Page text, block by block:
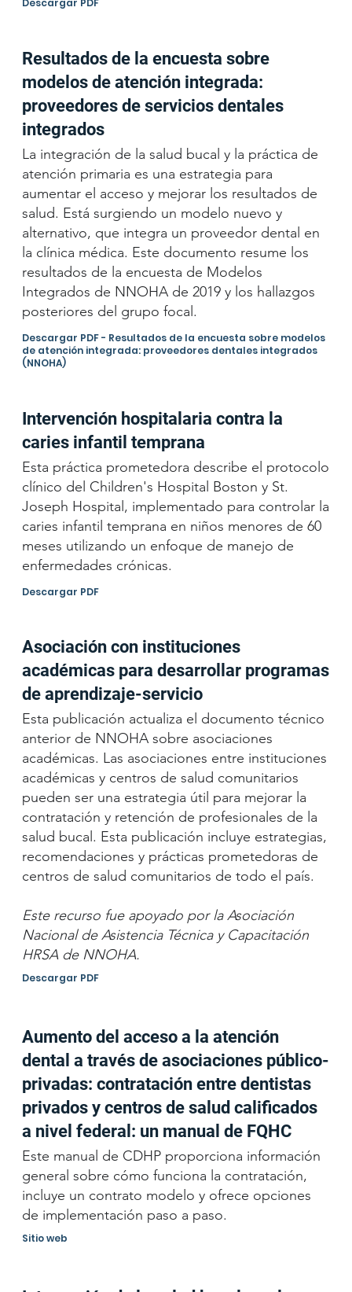
Descargar PDF
Resultados de la encuesta sobre
modelos de atención integrada:
proveedores de servicios dentales
integrados
La integración de la salud bucal y la práctica de
atención primaria es una estrategia para
aumentar el acceso y mejorar los resultados de
salud. Está surgiendo un modelo nuevo y
alternativo, que integra un proveedor dental en
la clínica médica. Este documento resume los
resultados de la encuesta de Modelos
Integrados de NNOHA de 2019 y los hallazgos
posteriores del grupo focal.
Descargar PDF - Resultados de la encuesta sobre modelos
de atención integrada: proveedores dentales integrados
(NNOHA)
Intervención hospitalaria contra la
caries infantil temprana
Esta práctica prometedora describe el protocolo
clínico del Children's Hospital Boston y St.
Joseph Hospital, implementado para controlar la
caries infantil temprana en niños menores de 60
meses utilizando un enfoque de manejo de
enfermedades crónicas.
Descargar PDF
Asociación con instituciones
académicas para desarrollar programas
de aprendizaje-servicio
Esta publicación actualiza el documento técnico
anterior de NNOHA sobre asociaciones
académicas. Las asociaciones entre instituciones
académicas y centros de salud comunitarios
pueden ser una estrategia útil para mejorar la
contratación y retención de profesionales de la
salud bucal. Esta publicación incluye estrategias,
recomendaciones y prácticas prometedoras de
centros de salud comunitarios de todo el país.
Este recurso fue apoyado por la Asociación
Nacional de Asistencia Técnica y Capacitación
HRSA de NNOHA.
Descargar PDF
Aumento del acceso a la atención
dental a través de asociaciones público-
privadas: contratación entre dentistas
privados y centros de salud calificados
a nivel federal: un manual de FQHC
Este manual de CDHP proporciona información
general sobre cómo funciona la contratación,
incluye un contrato modelo y ofrece opciones
de implementación paso a paso.
Sitio web